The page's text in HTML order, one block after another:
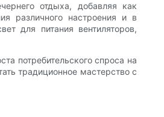
отдыха, добавляя как
различного настроения и в
для питания вентиляторов,
потребительского спроса на
традиционное мастерство с